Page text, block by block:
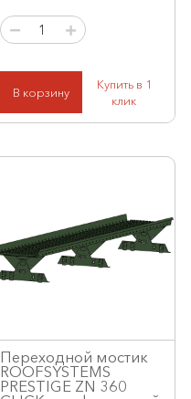
В корзину
Купить в 1
клик
Переходной мостик
ROOFSYSTEMS
PRESTIGE ZN 360